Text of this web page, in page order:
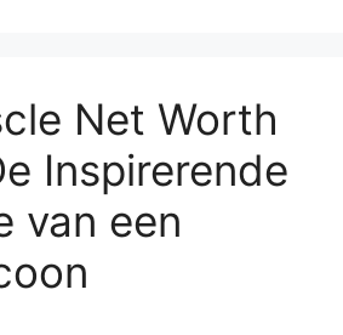
Net Worth
Inspirerende
van een